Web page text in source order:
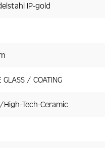
IP-gold
GLASS / COATING
Tech-Ceramic